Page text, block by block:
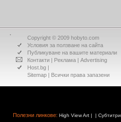
Copyright © 2009 hobyto.com
Условия за ползване на сайта
Публикуване на вашите материали
Контакти | Реклама | Advertising
Host.bg |
Sitemap | Всички права запазени
Полезни линкове: High View Art| | Субтитри